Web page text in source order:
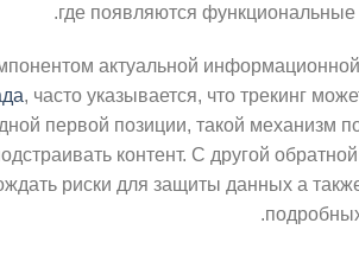
где появляются функциональные
актуальной
, часто указывается, что трекинг
первой позиции, такой механизм
контент. С другой
риски для защиты данных а